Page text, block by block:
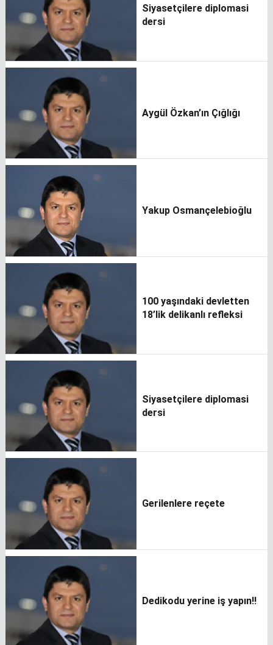
Siyasetçilere diplomasi
dersi
Aygül Özkan’ın Çığlığı
Yakup Osmançelebioğlu
100 yaşındaki devletten
18’lik delikanlı refleksi
Siyasetçilere diplomasi
dersi
Gerilenlere reçete
Dedikodu yerine iş yapın!!